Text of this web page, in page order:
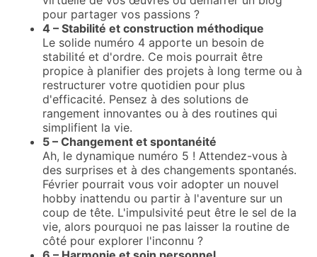
pour partager vos passions ?
4 – Stabilité et construction méthodique
Le solide numéro 4 apporte un besoin de
stabilité et d'ordre. Ce mois pourrait être
propice à planifier des projets à long terme ou à
restructurer votre quotidien pour plus
d'efficacité. Pensez à des solutions de
rangement innovantes ou à des routines qui
simplifient la vie.
5 – Changement et spontanéité
Ah, le dynamique numéro 5 ! Attendez-vous à
des surprises et à des changements spontanés.
Février pourrait vous voir adopter un nouvel
hobby inattendu ou partir à l'aventure sur un
coup de tête. L'impulsivité peut être le sel de la
vie, alors pourquoi ne pas laisser la routine de
côté pour explorer l'inconnu ?